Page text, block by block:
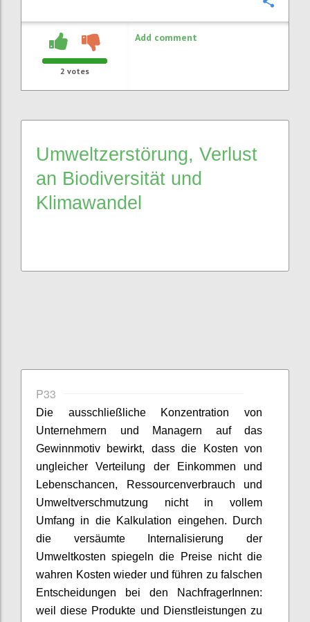
2 votes
Add comment
Umweltzerstörung, Verlust
an Biodiversität und
Klimawandel
P33
Die ausschließliche Konzentration von
Unternehmern und Managern auf das
Gewinnmotiv bewirkt, dass die Kosten von
ungleicher Verteilung der Einkommen und
Lebenschancen, Ressourcenverbrauch und
Umweltverschmutzung nicht in vollem
Umfang in die Kalkulation eingehen.
Durch
die versäumte Internalisierung der
Umweltkosten spiegeln die Preise nicht die
wahren Kosten wieder und führen zu falschen
Entscheidungen
bei den NachfragerInnen:
weil diese Produkte und Dienstleistungen zu